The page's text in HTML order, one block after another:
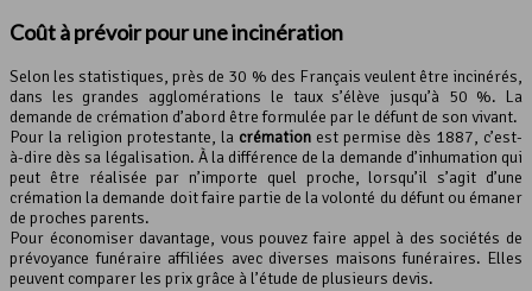
Coût à prévoir pour une incinération
Selon les statistiques, près de 30 % des Français veulent être incinérés,
dans les grandes agglomérations le taux s’élève jusqu’à 50 %. La
demande de crémation d’abord être formulée par le défunt de son vivant.
Pour la religion protestante, la crémation est permise dès 1887, c’est-
à-dire dès sa légalisation. À la différence de la demande d’inhumation qui
peut être réalisée par n’importe quel proche, lorsqu’il s’agit d’une
crémation la demande doit faire partie de la volonté du défunt ou émaner
de proches parents.
Pour économiser davantage, vous pouvez faire appel à des sociétés de
prévoyance funéraire affiliées avec diverses maisons funéraires. Elles
peuvent comparer les prix grâce à l’étude de plusieurs devis.